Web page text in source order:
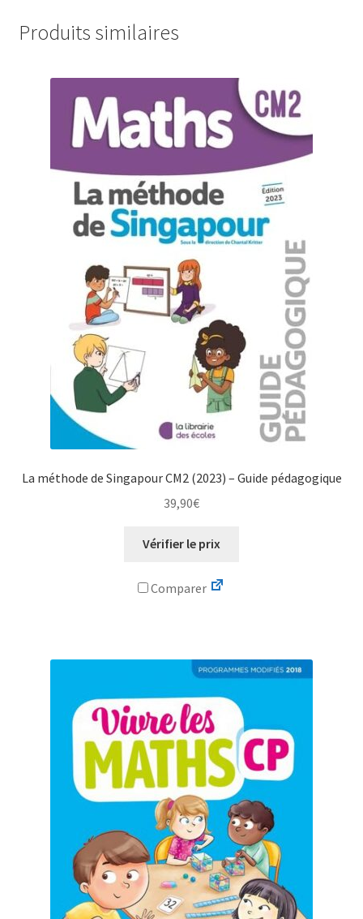
Produits similaires
La méthode de Singapour CM2 (2023) – Guide pédagogique
39,90€
Vérifier le prix
Comparer